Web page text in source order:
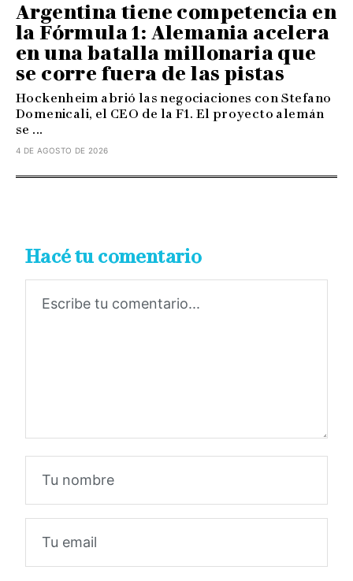
Argentina tiene competencia en
la Fórmula 1: Alemania acelera
en una batalla millonaria que
se corre fuera de las pistas
Hockenheim abrió las negociaciones con Stefano
Domenicali, el CEO de la F1. El proyecto alemán
se ...
4 DE AGOSTO DE 2026
Hacé tu comentario